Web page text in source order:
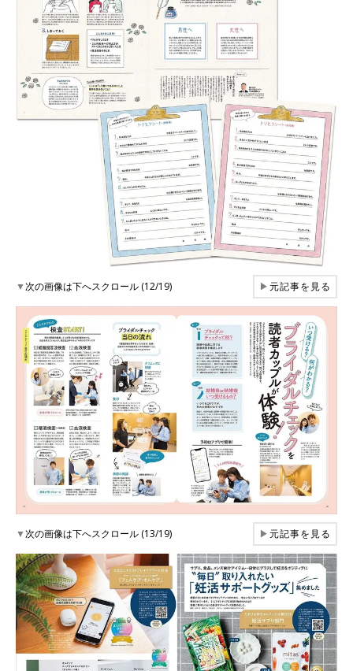
▼次の画像は下へスクロール (12/19) ▶元記事を見る
▼次の画像は下へスクロール (13/19) ▶元記事を見る